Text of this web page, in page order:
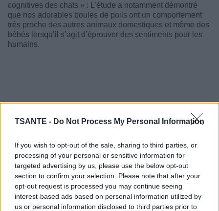
TSANTE - Do Not Process My Personal Information
If you wish to opt-out of the sale, sharing to third parties, or
processing of your personal or sensitive information for
targeted advertising by us, please use the below opt-out
section to confirm your selection. Please note that after your
opt-out request is processed you may continue seeing
interest-based ads based on personal information utilized by
us or personal information disclosed to third parties prior to
cognitives des chats » : L’étude a notamment démontré
que nos adorables boules de poils ont un comportement
très proche des autres animaux domestiques et même des
bébés lorsqu’il s’agit d’éprouver des sentiments pour les
humains.
« Les recherches suggèrent que nous sous-estimons peut-